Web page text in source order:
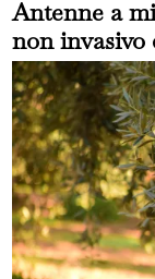
Antenne a
non invasivo